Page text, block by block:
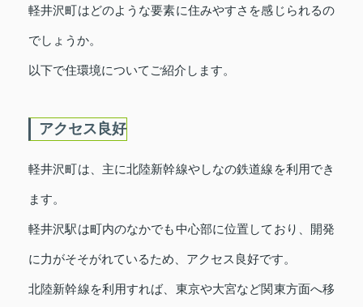
軽井沢町はどのような要素に住みやすさを感じられるの
でしょうか。
以下で住環境についてご紹介します。
アクセス良好
軽井沢町は、主に北陸新幹線やしなの鉄道線を利用でき
ます。
軽井沢駅は町内のなかでも中心部に位置しており、開発
に力がそそがれているため、アクセス良好です。
北陸新幹線を利用すれば、東京や大宮など関東方面へ移